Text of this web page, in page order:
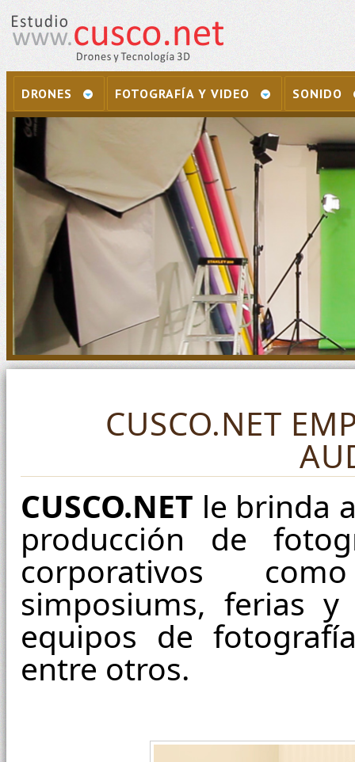
DRONES FOTOGRAFÍA Y VIDEO SONIDO
CUSCO.NET
CUSCO.NET le brinda
producción de
corporativos
simposiums, ferias
equipos de
entre otros.